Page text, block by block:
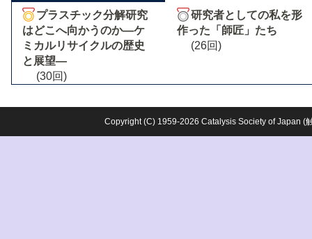
プラスチック分解研究
はどこへ向かうのか―ケ
ミカルリサイクルの歴史
と展望―
(30回)
研究者としての私を形
作った「師匠」たち
(26回)
Copyright (C) 1959-2026 Catalysis Society of Japan (